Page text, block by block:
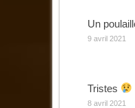
Un
9 avril 2021
Tristes
8 avril 2021